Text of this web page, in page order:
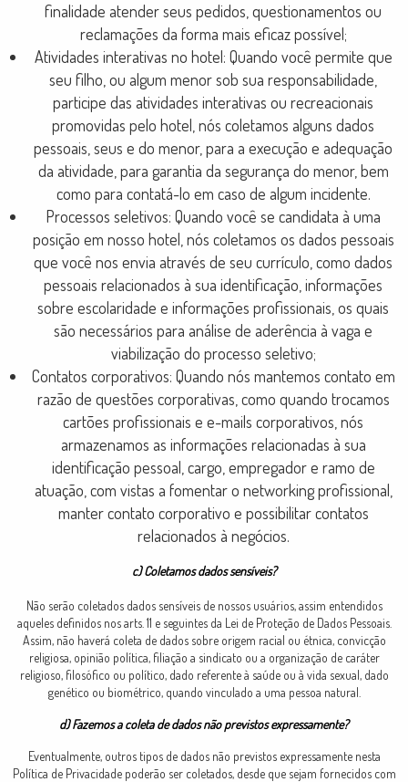
finalidade atender seus pedidos, questionamentos ou
reclamações da forma mais eficaz possível;
Atividades interativas no hotel: Quando você permite que
seu filho, ou algum menor sob sua responsabilidade,
participe das atividades interativas ou recreacionais
promovidas pelo hotel, nós coletamos alguns dados
pessoais, seus e do menor, para a execução e adequação
da atividade, para garantia da segurança do menor, bem
como para contatá-lo em caso de algum incidente.
Processos seletivos: Quando você se candidata à uma
posição em nosso hotel, nós coletamos os dados pessoais
que você nos envia através de seu currículo, como dados
pessoais relacionados à sua identificação, informações
sobre escolaridade e informações profissionais, os quais
são necessários para análise de aderência à vaga e
viabilização do processo seletivo;
Contatos corporativos: Quando nós mantemos contato em
razão de questões corporativas, como quando trocamos
cartões profissionais e e-mails corporativos, nós
armazenamos as informações relacionadas à sua
identificação pessoal, cargo, empregador e ramo de
atuação, com vistas a fomentar o networking profissional,
manter contato corporativo e possibilitar contatos
relacionados à negócios.
c) Coletamos dados sensíveis?
Não serão coletados dados sensíveis de nossos usuários, assim entendidos
aqueles definidos nos arts. 11 e seguintes da Lei de Proteção de Dados Pessoais.
Assim, não haverá coleta de dados sobre origem racial ou étnica, convicção
religiosa, opinião política, filiação a sindicato ou a organização de caráter
religioso, filosófico ou político, dado referente à saúde ou à vida sexual, dado
genético ou biométrico, quando vinculado a uma pessoa natural.
d) Fazemos a coleta de dados não previstos expressamente?
Eventualmente, outros tipos de dados não previstos expressamente nesta
Política de Privacidade poderão ser coletados, desde que sejam fornecidos com